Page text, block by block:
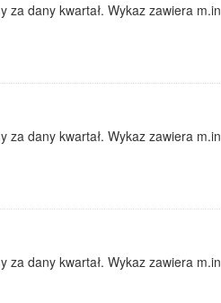
dany kwartał. Wykaz zawiera
dany kwartał. Wykaz zawiera
dany kwartał. Wykaz zawiera